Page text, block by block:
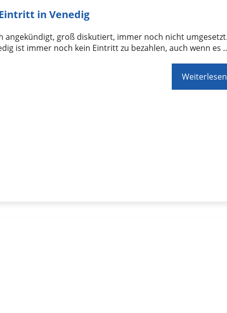
in Venedig
angekündigt, groß diskutiert, immer noch nicht
ist immer noch kein Eintritt zu bezahlen, auch wenn es
Weiterlesen